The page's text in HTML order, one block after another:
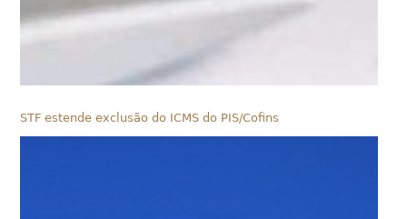
STF estende exclusão do ICMS do PIS/Cofins